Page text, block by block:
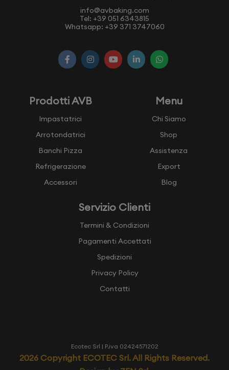
info@avbaking.com
Tel: +39 051 6343815
Whatsapp: +39 371 3747060
Prodotti AVB
Impastatrici
Arrotondatrici
Banchi Pizza
Refrigerazione
Accessori
Menu
Chi Siamo
Shop
Assistenza
Export
Blog
Servizio Clienti
Termini & Condizioni
Pagamenti Accettati
Spedizioni
Privacy Policy
Contatti
Ecotec Srl | P.iva 02424571202
2026 Copyright ECOTEC Srl. All Rights Reserved.